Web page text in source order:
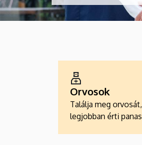
Orvosok
Találja meg
legjobban érti